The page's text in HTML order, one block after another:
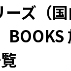
ズ（